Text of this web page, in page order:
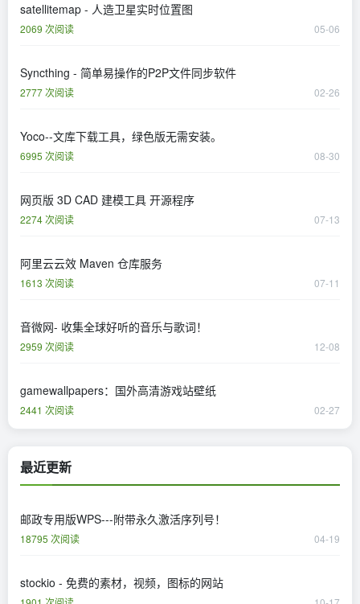
satellitemap - 人造卫星实时位置图
2069 次阅读 05-06
Syncthing - 简单易操作的P2P文件同步软件
2777 次阅读 02-26
Yoco--文库下载工具，绿色版无需安装。
6995 次阅读 08-30
网页版 3D CAD 建模工具 开源程序
2274 次阅读 07-13
阿里云云效 Maven 仓库服务
1613 次阅读 07-11
音微网- 收集全球好听的音乐与歌词！
2959 次阅读 12-08
gamewallpapers：国外高清游戏站壁纸
2441 次阅读 02-27
最近更新
邮政专用版WPS---附带永久激活序列号！
18795 次阅读 04-19
stockio - 免费的素材，视频，图标的网站